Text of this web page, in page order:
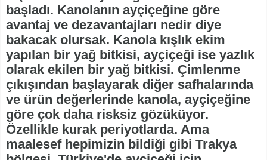
başladı. Kanolanın ayçiçeğine göre
avantaj ve dezavantajları nedir diye
bakacak olursak. Kanola kışlık ekim
yapılan bir yağ bitkisi, ayçiçeği ise yazlık
olarak ekilen bir yağ bitkisi. Çimlenme
çıkışından başlayarak diğer safhalarında
ve ürün değerlerinde kanola, ayçiçeğine
göre çok daha risksiz gözüküyor.
Özellikle kurak periyotlarda. Ama
maalesef hepimizin bildiği gibi Trakya